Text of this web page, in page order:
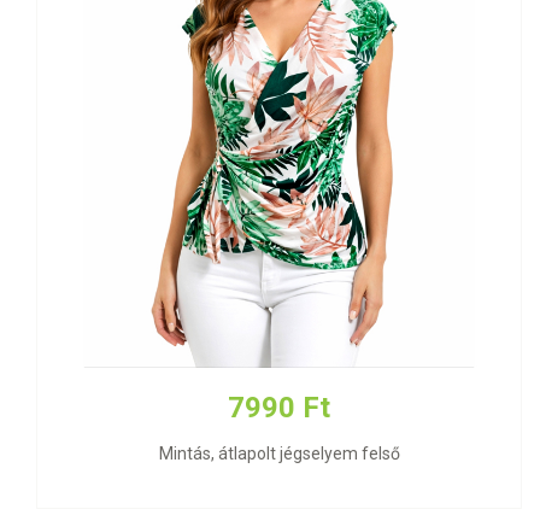
7990 Ft
Mintás, átlapolt jégselyem felső